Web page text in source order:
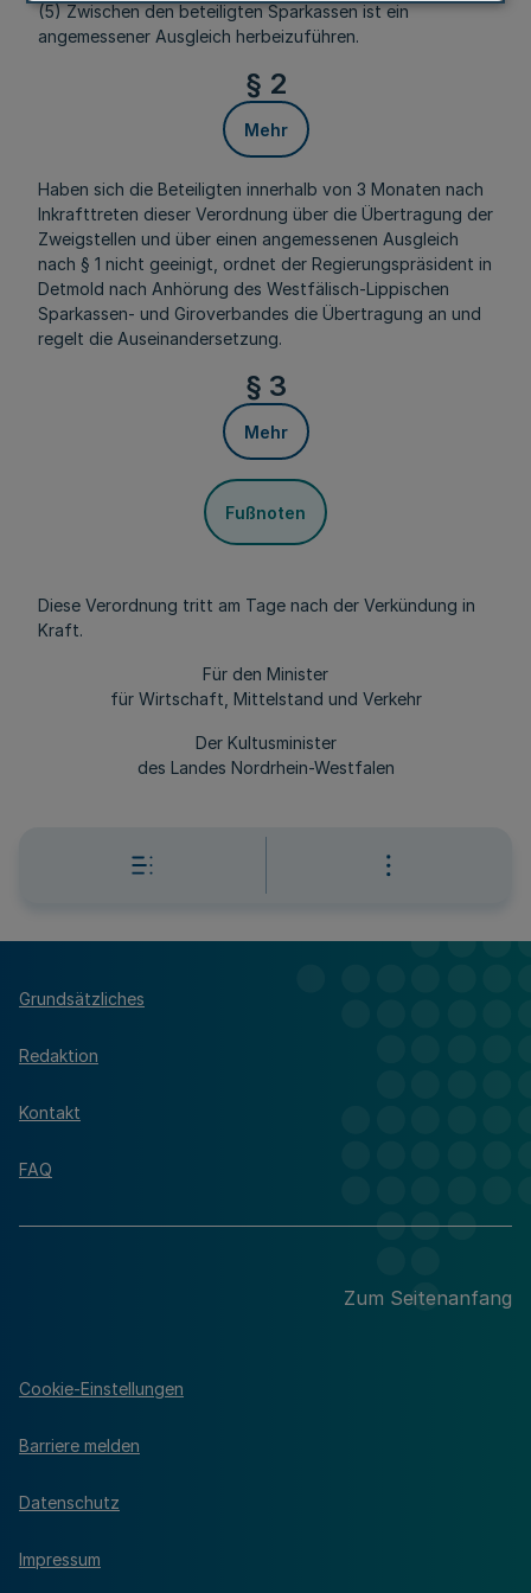
(5) Zwischen den beteiligten Sparkassen ist ein
angemessener Ausgleich herbeizuführen.
§ 2
Mehr
Haben sich die Beteiligten innerhalb von 3 Monaten nach
Inkrafttreten dieser Verordnung über die Übertragung der
Zweigstellen und über einen angemessenen Ausgleich
nach § 1 nicht geeinigt, ordnet der Regierungspräsident in
Detmold nach Anhörung des Westfälisch-Lippischen
Sparkassen- und Giroverbandes die Übertragung an und
regelt die Auseinandersetzung.
§ 3
Mehr
Fußnoten
Diese Verordnung tritt am Tage nach der Verkündung in
Kraft.
Für den Minister
für Wirtschaft, Mittelstand und Verkehr
Der Kultusminister
des Landes Nordrhein-Westfalen
Grundsätzliches
Redaktion
Kontakt
FAQ
Zum Seitenanfang
Cookie-Einstellungen
Barriere melden
Datenschutz
Impressum